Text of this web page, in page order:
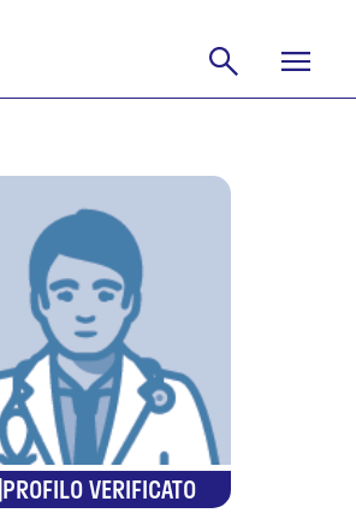
PROFILO VERIFICATO